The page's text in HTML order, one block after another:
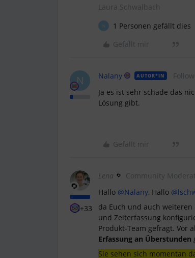
Laura Schwalbach
N
1 Personen gefällt dies
Gefällt mir
N Nalany AUTOR*IN
Ja es ist sehr schade das
Lösung gibt.
Gefällt mir
+33
Lena Community
Hallo @Nalany, Hallo
da Euch und auch
und Zeiterfassung
Produkt-Team gefragt. Vor
Erfassung an Überstunden
Sie sehen sich momentan